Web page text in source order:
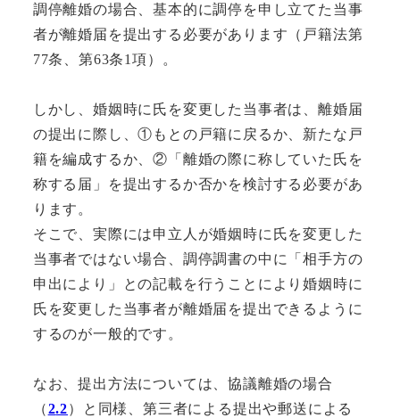
調停離婚の場合、基本的に調停を申し立てた当事
者が離婚届を提出する必要があります（戸籍法第
77条、第63条1項）。
しかし、婚姻時に氏を変更した当事者は、離婚届
の提出に際し、①もとの戸籍に戻るか、新たな戸
籍を編成するか、②「離婚の際に称していた氏を
称する届」を提出するか否かを検討する必要があ
ります。
そこで、実際には申立人が婚姻時に氏を変更した
当事者ではない場合、調停調書の中に「相手方の
申出により」との記載を行うことにより婚姻時に
氏を変更した当事者が離婚届を提出できるように
するのが一般的です。
なお、提出方法については、協議離婚の場合
（2.2）と同様、第三者による提出や郵送による